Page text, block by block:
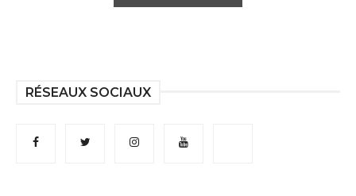
RÉSEAUX SOCIAUX